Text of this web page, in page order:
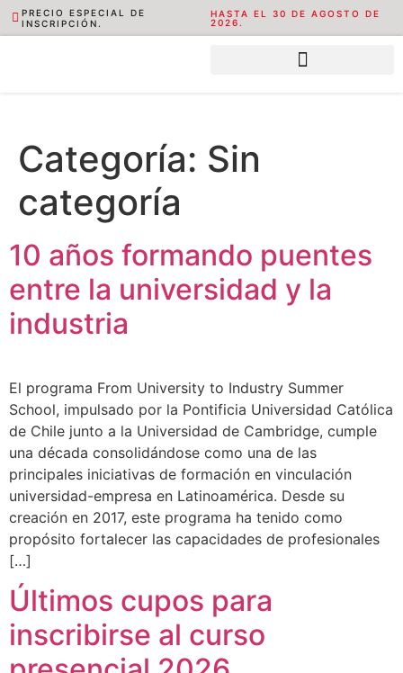
PRECIO ESPECIAL DE
INSCRIPCIÓN.
HASTA EL 30 DE AGOSTO DE
2026.
Categoría: Sin
categoría
10 años formando puentes
entre la universidad y la
industria
El programa From University to Industry Summer
School, impulsado por la Pontificia Universidad Católica
de Chile junto a la Universidad de Cambridge, cumple
una década consolidándose como una de las
principales iniciativas de formación en vinculación
universidad-empresa en Latinoamérica. Desde su
creación en 2017, este programa ha tenido como
propósito fortalecer las capacidades de profesionales
[…]
Últimos cupos para
inscribirse al curso